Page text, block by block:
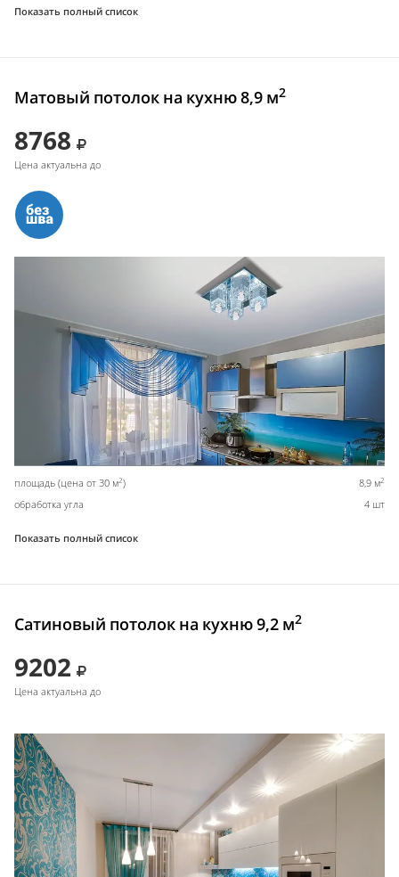
Показать полный список
Матовый потолок на кухню 8,9 м2
8768
Цена актуальна до
площадь (цена от 30 м2) 8,9 м2
обработка угла 4 шт
Показать полный список
Сатиновый потолок на кухню 9,2 м2
9202
Цена актуальна до